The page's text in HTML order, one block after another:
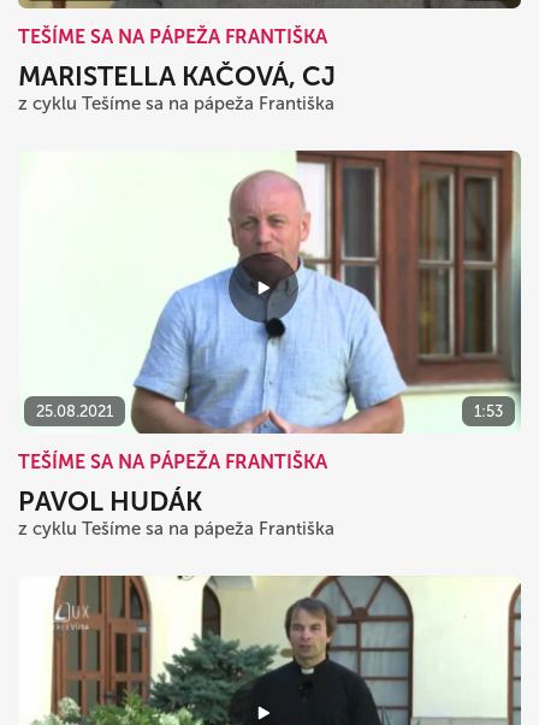
TEŠÍME SA NA PÁPEŽA FRANTIŠKA
MARISTELLA KAČOVÁ, CJ
z cyklu Tešíme sa na pápeža Františka
25.08.2021 1:53
TEŠÍME SA NA PÁPEŽA FRANTIŠKA
PAVOL HUDÁK
z cyklu Tešíme sa na pápeža Františka